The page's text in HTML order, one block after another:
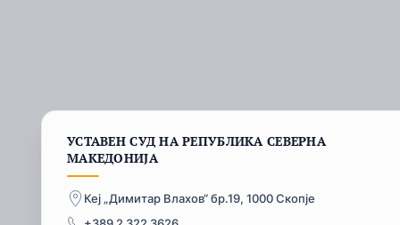
УСТАВЕН СУД НА РЕПУБЛИКА СЕВЕРНА
МАКЕДОНИЈА
Кеј „Димитар Влахов“ бр.19, 1000 Скопје